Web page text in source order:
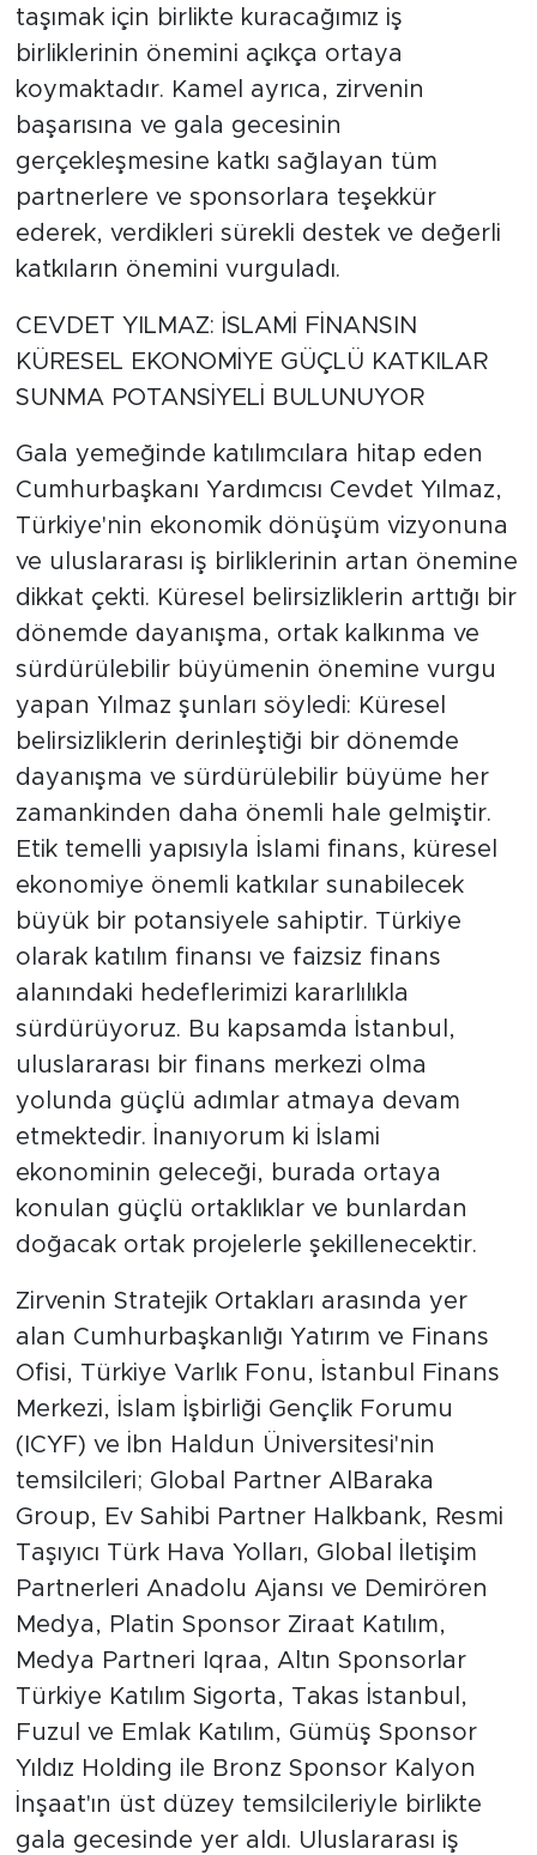
taşımak için birlikte kuracağımız iş
birliklerinin önemini açıkça ortaya
koymaktadır. Kamel ayrıca, zirvenin
başarısına ve gala gecesinin
gerçekleşmesine katkı sağlayan tüm
partnerlere ve sponsorlara teşekkür
ederek, verdikleri sürekli destek ve değerli
katkıların önemini vurguladı.
CEVDET YILMAZ: İSLAMİ FİNANSIN
KÜRESEL EKONOMİYE GÜÇLÜ KATKILAR
SUNMA POTANSİYELİ BULUNUYOR
Gala yemeğinde katılımcılara hitap eden
Cumhurbaşkanı Yardımcısı Cevdet Yılmaz,
Türkiye'nin ekonomik dönüşüm vizyonuna
ve uluslararası iş birliklerinin artan önemine
dikkat çekti. Küresel belirsizliklerin arttığı bir
dönemde dayanışma, ortak kalkınma ve
sürdürülebilir büyümenin önemine vurgu
yapan Yılmaz şunları söyledi: Küresel
belirsizliklerin derinleştiği bir dönemde
dayanışma ve sürdürülebilir büyüme her
zamankinden daha önemli hale gelmiştir.
Etik temelli yapısıyla İslami finans, küresel
ekonomiye önemli katkılar sunabilecek
büyük bir potansiyele sahiptir. Türkiye
olarak katılım finansı ve faizsiz finans
alanındaki hedeflerimizi kararlılıkla
sürdürüyoruz. Bu kapsamda İstanbul,
uluslararası bir finans merkezi olma
yolunda güçlü adımlar atmaya devam
etmektedir. İnanıyorum ki İslami
ekonominin geleceği, burada ortaya
konulan güçlü ortaklıklar ve bunlardan
doğacak ortak projelerle şekillenecektir.
Zirvenin Stratejik Ortakları arasında yer
alan Cumhurbaşkanlığı Yatırım ve Finans
Ofisi, Türkiye Varlık Fonu, İstanbul Finans
Merkezi, İslam İşbirliği Gençlik Forumu
(ICYF) ve İbn Haldun Üniversitesi'nin
temsilcileri; Global Partner AlBaraka
Group, Ev Sahibi Partner Halkbank, Resmi
Taşıyıcı Türk Hava Yolları, Global İletişim
Partnerleri Anadolu Ajansı ve Demirören
Medya, Platin Sponsor Ziraat Katılım,
Medya Partneri Iqraa, Altın Sponsorlar
Türkiye Katılım Sigorta, Takas İstanbul,
Fuzul ve Emlak Katılım, Gümüş Sponsor
Yıldız Holding ile Bronz Sponsor Kalyon
İnşaat'ın üst düzey temsilcileriyle birlikte
gala gecesinde yer aldı. Uluslararası iş